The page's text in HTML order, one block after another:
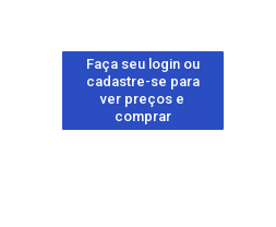
Faça seu login ou
cadastre-se para
ver preços e
comprar